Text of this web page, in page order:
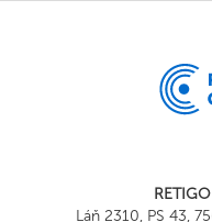
Láň 2310, PS 43,